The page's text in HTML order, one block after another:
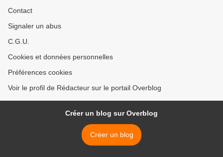
Contact
Signaler un abus
C.G.U.
Cookies et données personnelles
Préférences cookies
Voir le profil de Rédacteur sur le portail Overblog
Créer un blog sur Overblog
Créer un blog